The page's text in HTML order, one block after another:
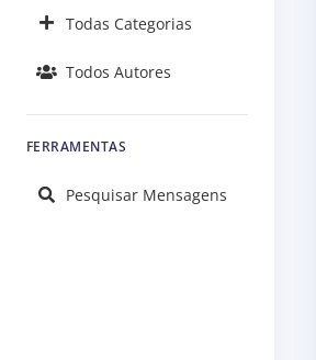
Todas Categorias
Todos Autores
FERRAMENTAS
Pesquisar Mensagens